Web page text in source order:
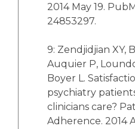
2014 May 19.
24853297.
9: Zendjidjian XY,
Auquier P,
Boyer L.
psychiatry
clinicians care?
Adherence. 2014